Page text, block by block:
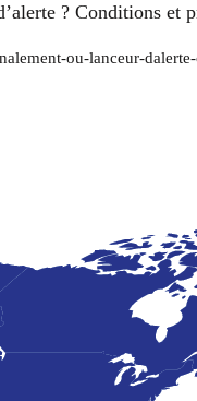
? Conditions
ou-lanceur-